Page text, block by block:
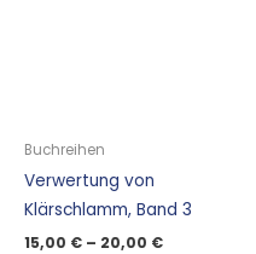
Buchreihen
Verwertung von
Klärschlamm, Band 3
15,00 € – 20,00 €